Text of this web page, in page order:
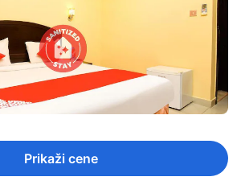
Prikaži cene